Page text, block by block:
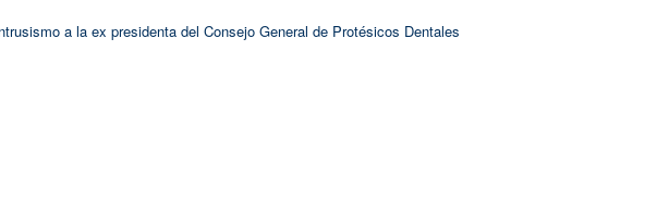
a la ex presidenta del Consejo General de Protésicos Dentales